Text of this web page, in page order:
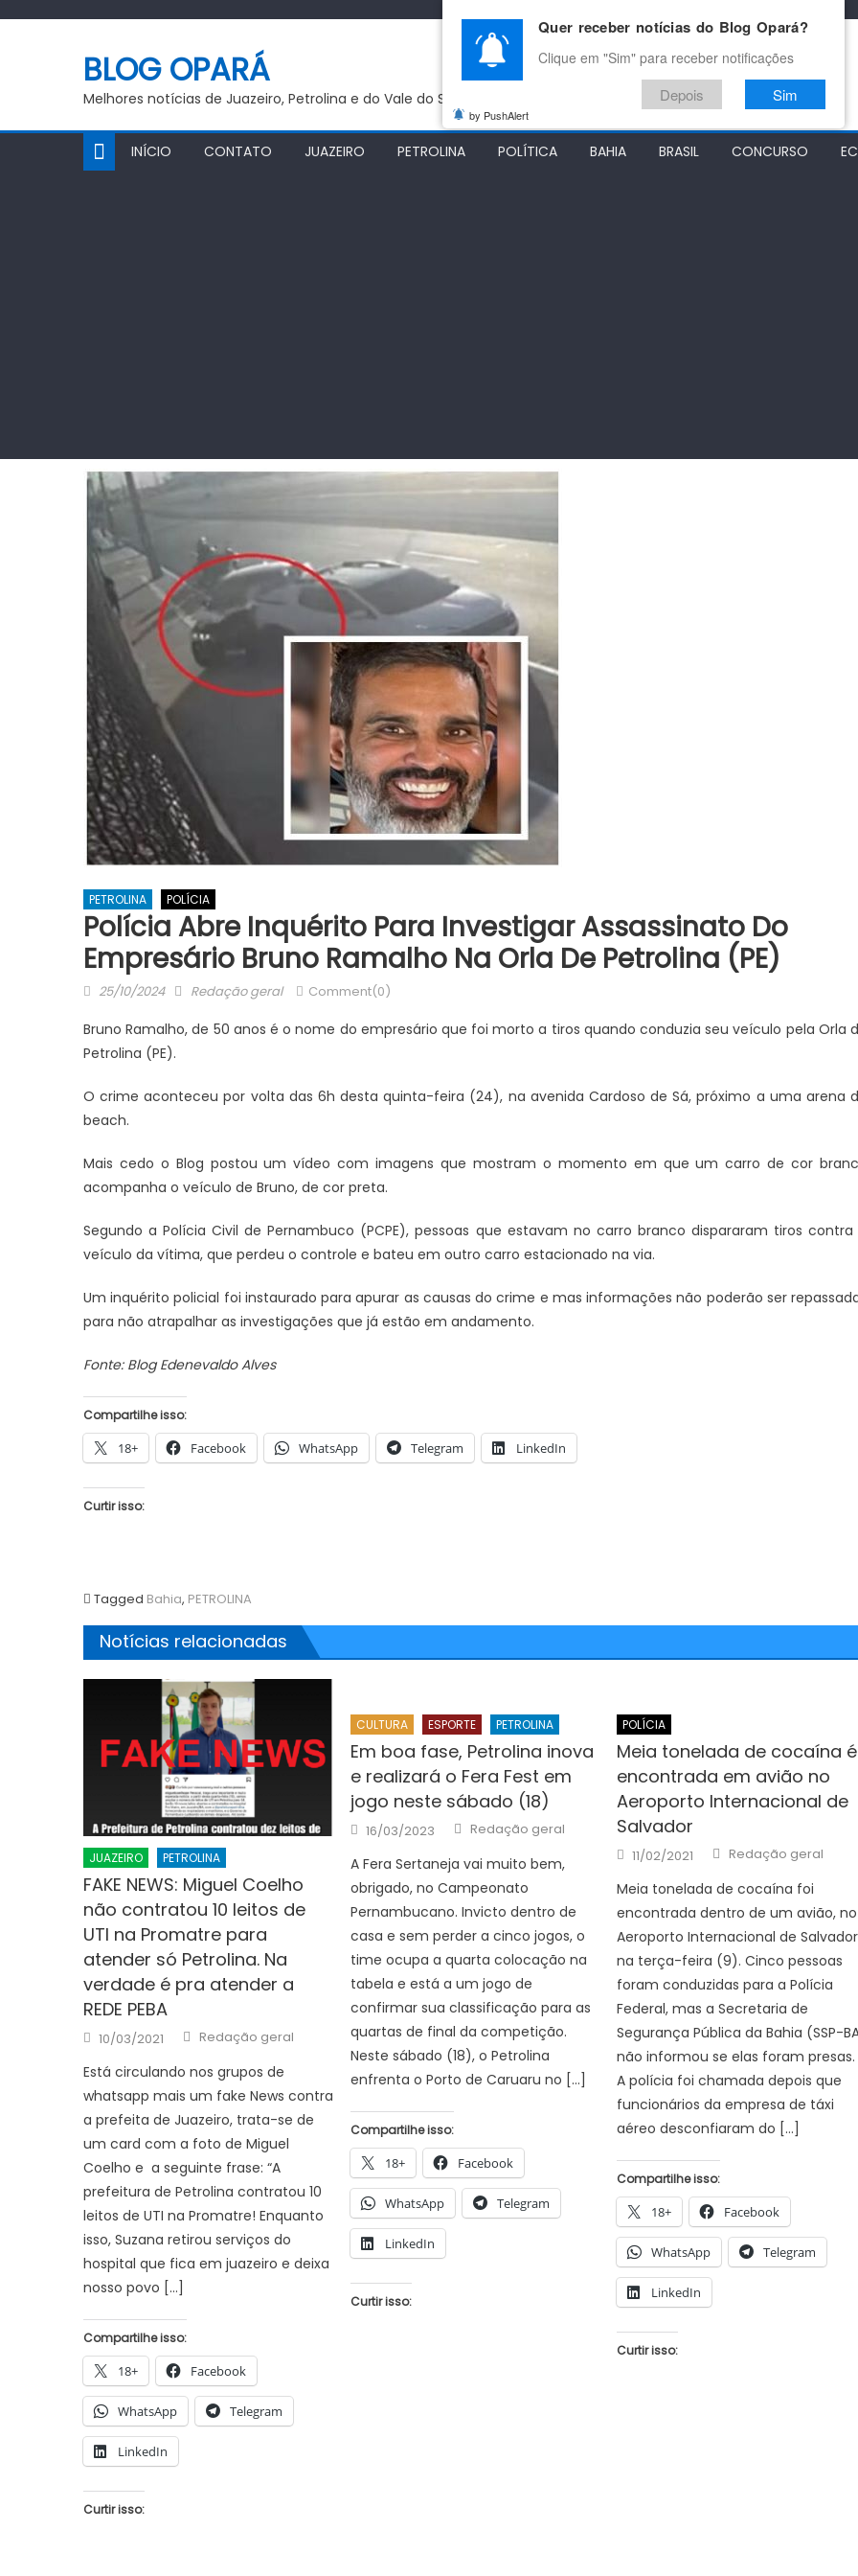
BLOG OPARÁ
Melhores notícias de Juazeiro, Petrolina e do Vale do São Francisco
INÍCIO CONTATO JUAZEIRO PETROLINA POLÍTICA BAHIA BRASIL CONCURSO
PETROLINA POLÍCIA
Polícia Abre Inquérito Para Investigar Assassinato Do
Empresário Bruno Ramalho Na Orla De Petrolina (PE)
Posted
25/10/2024 Author
Redação geral Comment(0)
Bruno Ramalho, de 50 anos é o nome do empresário que foi morto a tiros quando conduzia seu veículo pela Orla
Petrolina (PE).
O crime aconteceu por volta das 6h desta quinta-feira (24), na avenida Cardoso de Sá, próximo a uma arena
beach.
Mais cedo o Blog postou um vídeo com imagens que mostram o momento em que um carro de cor
acompanha o veículo de Bruno, de cor preta.
Segundo a Polícia Civil de Pernambuco (PCPE), pessoas que estavam no carro branco dispararam tiros contra
veículo da vítima, que perdeu o controle e bateu em outro carro estacionado na via.
Um inquérito policial foi instaurado para apurar as causas do crime e mas informações não poderão ser
para não atrapalhar as investigações que já estão em andamento.
Fonte: Blog Edenevaldo Alves
Compartilhe isso:
18+ Facebook WhatsApp Telegram LinkedIn
Curtir isso:
Tagged Bahia, PETROLINA
Notícias relacionadas
JUAZEIRO PETROLINA
FAKE NEWS: Miguel Coelho
não contratou 10 leitos de
UTI na Promatre para
atender só Petrolina. Na
verdade é pra atender a
REDE PEBA
Posted
on
10/03/2021 Author
Redação geral
Está circulando nos grupos de
whatsapp mais um fake News contra
a prefeita de Juazeiro, trata-se de
um card com a foto de Miguel
Coelho e a seguinte frase: “A
prefeitura de Petrolina contratou 10
leitos de UTI na Promatre! Enquanto
isso, Suzana retirou serviços do
hospital que fica em juazeiro e deixa
nosso povo […]
Compartilhe isso:
18+ Facebook
WhatsApp Telegram
LinkedIn
Curtir isso:
CULTURA ESPORTE PETROLINA
Em boa fase, Petrolina inova
e realizará o Fera Fest em
jogo neste sábado (18)
Posted
on
16/03/2023 Author
Redação geral
A Fera Sertaneja vai muito bem,
obrigado, no Campeonato
Pernambucano. Invicto dentro de
casa e sem perder a cinco jogos, o
time ocupa a quarta colocação na
tabela e está a um jogo de
confirmar sua classificação para as
quartas de final da competição.
Neste sábado (18), o Petrolina
enfrenta o Porto de Caruaru no […]
Compartilhe isso:
18+ Facebook
WhatsApp Telegram
LinkedIn
Curtir isso:
POLÍCIA
Meia tonelada de cocaína é
encontrada em avião no
Aeroporto Internacional de
Salvador
Posted
on
11/02/2021 Author
Redação geral
Meia tonelada de cocaína foi
encontrada dentro de um avião, no
Aeroporto Internacional de
na terça-feira (9). Cinco pessoas
foram conduzidas para a Polícia
Federal, mas a Secretaria de
Segurança Pública da Bahia (SSP-
não informou se elas foram presas.
A polícia foi chamada depois que
funcionários da empresa de táxi
aéreo desconfiaram do […]
Compartilhe isso:
18+ Facebook
WhatsApp Telegram
LinkedIn
Curtir isso:
JUAZEIRO
A lenda desperta no Rio São
Francisco: abertas as inscrições
para a 2ª Travessia do Nego D’Água
Aciaj passa a integrar Comitê
Interinstitucional de Segurança
Pública para fortalecer ações em
Juazeiro: Vídeo expõe comércio
esvaziado na cidade e
Quer receber notícias do Blog Opará?
Clique em "Sim" para receber notificações
Depois Sim
by PushAlert